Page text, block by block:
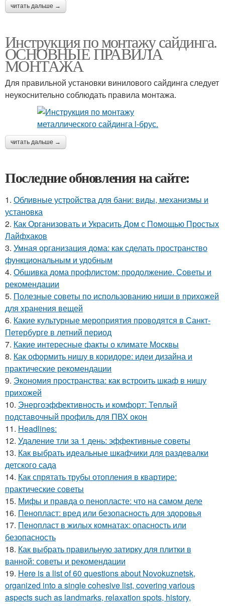
читать дальше →
Инструкция по монтажу сайдинга.
ОСНОВНЫЕ ПРАВИЛА
МОНТАЖА
Для правильной установки винилового сайдинга следует
неукоснительно соблюдать правила монтажа.
читать дальше →
Последние обновления на сайте:
1. Обливные устройства для бани: виды, механизмы и
установка
2. Как Организовать и Украсить Дом с Помощью Простых
Лайфхаков
3. Умная организация дома: как сделать пространство
функциональным и удобным
4. Обшивка дома профлистом: продолжение. Советы и
рекомендации
5. Полезные советы по использованию ниши в прихожей
для хранения вещей
6. Какие культурные мероприятия проводятся в Санкт-
Петербурге в летний период
7. Какие интересные факты о климате Москвы
8. Как оформить нишу в коридоре: идеи дизайна и
практические рекомендации
9. Экономия пространства: как встроить шкаф в нишу
прихожей
10. Энергоэффективность и комфорт: Теплый
подставочный профиль для ПВХ окон
11. Headlines:
12. Удаление тли за 1 день: эффективные советы
13. Как выбрать идеальные шкафчики для раздевалки
детского сада
14. Как спрятать трубы отопления в квартире:
практические советы
15. Мифы и правда о пенопласте: что на самом деле
16. Пенопласт: вред или безопасность для здоровья
17. Пенопласт в жилых комнатах: опасность или
безопасность
18. Как выбрать правильную затирку для плитки в
ванной: советы и рекомендации
19. Here is a list of 60 questions about Novokuznetsk,
organized into a single cohesive list, covering various
aspects such as landmarks, relaxation spots, history,